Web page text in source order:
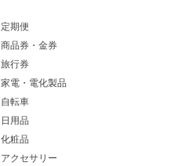
定期便
商品券・金券
旅行券
家電・電化製品
自転車
日用品
化粧品
アクセサリー